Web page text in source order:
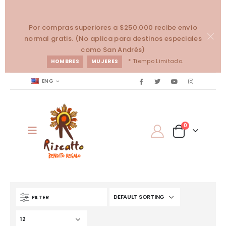
Por compras superiores a $250.000 recibe envío
normal gratis. (No aplica para destinos especiales
como San Andrés)
HOMBRES MUJERES * Tiempo Limitado.
ENG
0
FILTER